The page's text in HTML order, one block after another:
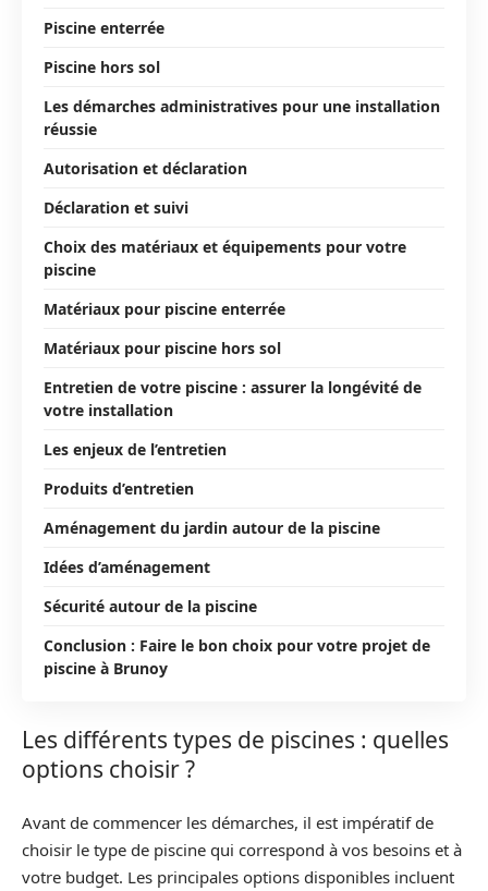
Piscine enterrée
Piscine hors sol
Les démarches administratives pour une installation
réussie
Autorisation et déclaration
Déclaration et suivi
Choix des matériaux et équipements pour votre
piscine
Matériaux pour piscine enterrée
Matériaux pour piscine hors sol
Entretien de votre piscine : assurer la longévité de
votre installation
Les enjeux de l’entretien
Produits d’entretien
Aménagement du jardin autour de la piscine
Idées d’aménagement
Sécurité autour de la piscine
Conclusion : Faire le bon choix pour votre projet de
piscine à Brunoy
Les différents types de piscines : quelles
options choisir ?
Avant de commencer les démarches, il est impératif de
choisir le type de piscine qui correspond à vos besoins et à
votre budget. Les principales options disponibles incluent